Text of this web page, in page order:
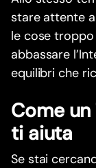
stare attente
le cose
abbassare
equilibri che
Come
ti aiuta
Se stai